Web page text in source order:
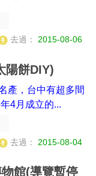
去過： 2015-08-06
陽餅DIY)
產，台中有超多間
4月成立的...
去過： 2015-08-04
館(導覽暫停